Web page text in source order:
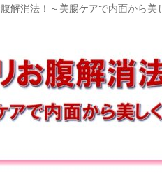
解消法！～美腸ケアで内面から美